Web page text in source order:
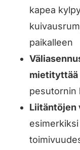
kapea
paikalleen
mietityttää
pesutornin
Liitäntöjen